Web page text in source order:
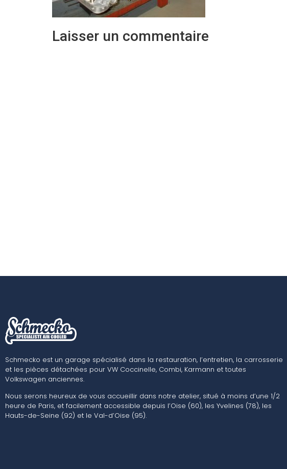
Laisser un commentaire
Schmecko est un garage spécialisé dans la restauration, l’entretien, la carrosserie
et les pièces détachées pour VW Coccinelle, Combi, Karmann et toutes
Volkswagen anciennes.
Nous serons heureux de vous accueillir dans notre atelier, situé à moins d’une 1/2
heure de Paris, et facilement accessible depuis l’Oise (60), les Yvelines (78), les
Hauts-de-Seine (92) et le Val-d’Oise (95).